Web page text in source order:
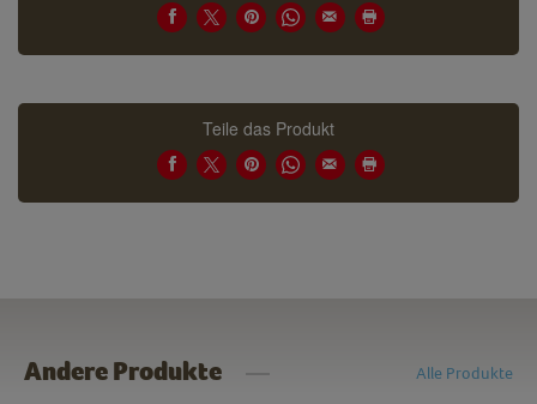
Teile das Produkt
Andere Produkte Alle Produkte